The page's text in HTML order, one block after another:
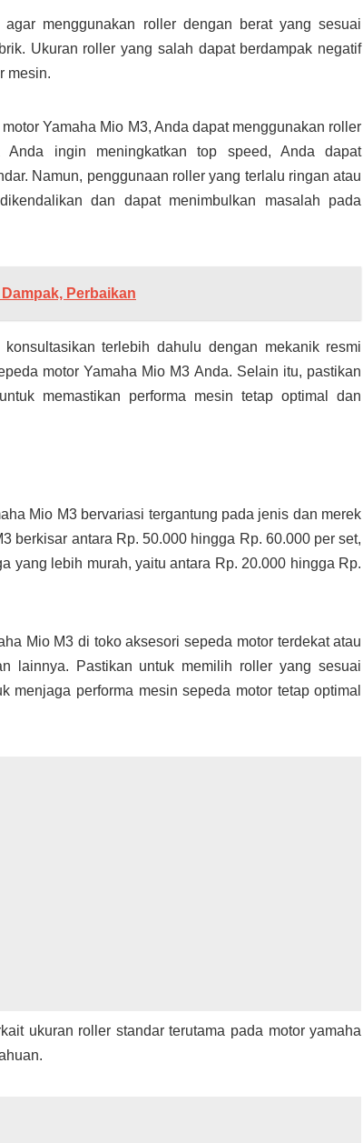
menggunakan roller dengan berat yang sesuai
Ukuran roller yang salah dapat berdampak negatif
mesin.
Yamaha Mio M3, Anda dapat menggunakan roller
ingin meningkatkan top speed, Anda dapat
Namun, penggunaan roller yang terlalu ringan atau
dan dapat menimbulkan masalah pada
Perbaikan
terlebih dahulu dengan mekanik resmi
motor Yamaha Mio M3 Anda. Selain itu, pastikan
memastikan performa mesin tetap optimal dan
Mio M3 bervariasi tergantung pada jenis dan merek
berkisar antara Rp. 50.000 hingga Rp. 60.000 per set,
yang lebih murah, yaitu antara Rp. 20.000 hingga Rp.
Mio M3 di toko aksesori sepeda motor terdekat atau
lainnya. Pastikan untuk memilih roller yang sesuai
performa mesin sepeda motor tetap optimal
ukuran roller standar terutama pada motor yamaha